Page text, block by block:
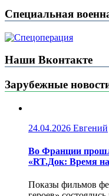
Специальная
Наши Вконтакте
Зарубежные
24.04.2026 Евгений
Во Франции
«RT.Док: Время
Показы фильмов